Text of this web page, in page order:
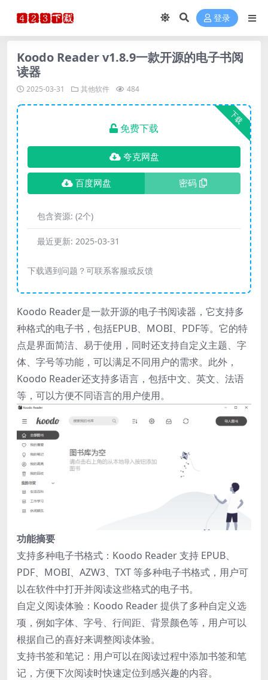
登录
Koodo Reader v1.8.9一款开源的电子书阅
读器
2025-03-31 其他软件 484
下载
免费下载
夸克网盘
百度网盘 密码
包含资源: (2个)
最近更新: 2025-03-31
下载遇到问题？可联系客服或反馈
Koodo Reader是一款开源的电子书阅读器，它支持多
种格式的电子书，包括EPUB、MOBI、PDF等。它的特
点是界面简洁、易于使用，同时还支持自定义主题、字
体、字号等功能，可以满足不同用户的需求。此外，
Koodo Reader还支持多语言，包括中文、英文、法语
等，可以方便不同语言的用户使用。
功能摘要
支持多种电子书格式：Koodo Reader 支持 EPUB、
PDF、MOBI、AZW3、TXT 等多种电子书格式，用户可
以在软件中打开并阅读这些格式的电子书。
自定义阅读体验：Koodo Reader 提供了多种自定义选
项，例如字体、字号、行间距、背景颜色等，用户可以
根据自己的喜好来调整阅读体验。
支持书签和笔记：用户可以在阅读过程中添加书签和笔
记，方便下次阅读时快速定位到感兴趣的内容。